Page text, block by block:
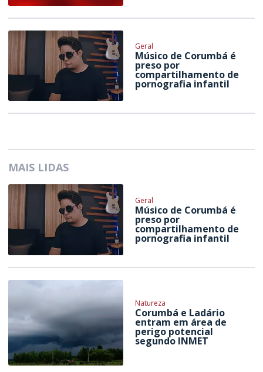
Geral
Músico de Corumbá é
preso por
compartilhamento de
pornografia infantil
MAIS LIDAS
Geral
Músico de Corumbá é
preso por
compartilhamento de
pornografia infantil
Natureza
Corumbá e Ladário
entram em área de
perigo potencial
segundo INMET